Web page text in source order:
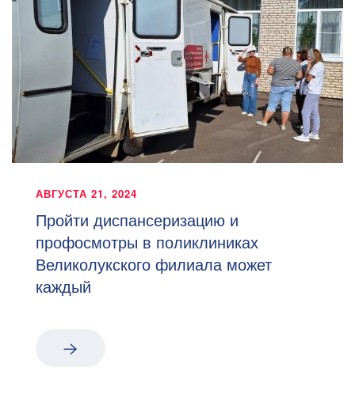
АВГУСТА 21, 2024
Пройти диспансеризацию и
профосмотры в поликлиниках
Великолукского филиала может
каждый